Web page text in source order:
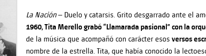
La Nación– Duelo y catarsis. Grito desgarrado ante el
1960, Tita Merello grabó “Llamarada pasional” con la
de la música que acompañó con carácter esos versos
nombre de la estrella. Tita, que había conocido la